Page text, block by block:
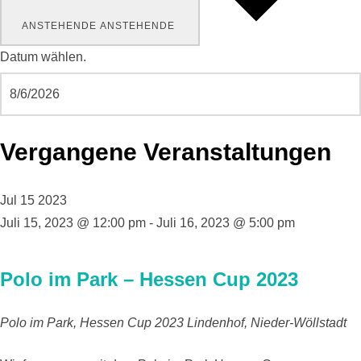
ANSTEHENDE ANSTEHENDE
Datum wählen.
Vergangene Veranstaltungen
Jul 15 2023
Juli 15, 2023 @ 12:00 pm - Juli 16, 2023 @ 5:00 pm
Polo im Park – Hessen Cup 2023
Polo im Park, Hessen Cup 2023 Lindenhof, Nieder-Wöllstadt